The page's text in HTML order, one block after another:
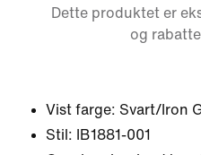
Dette produktet er
og
Vist farge: Svart/Iron
Stil:
IB1881-001